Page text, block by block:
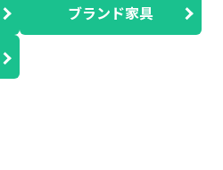
ブランド家具